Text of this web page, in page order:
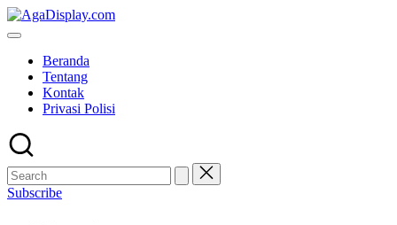
Skip
to
Beranda
Tentang
Kontak
Privasi Polisi
Subscribe